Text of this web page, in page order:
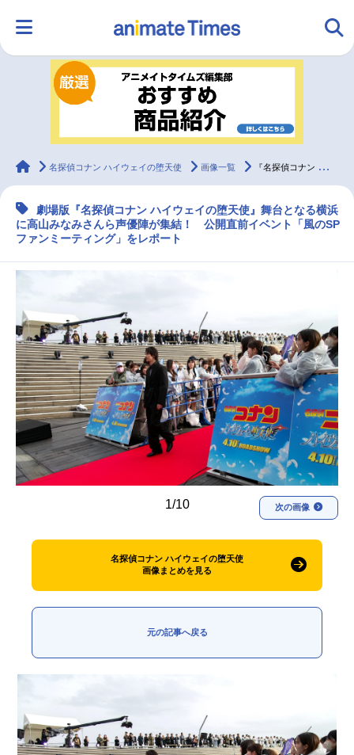
ランキング アニメ
ラジオ
マンガ・ラノベ ゲーム・アプリ 音楽 コスプレ
最新記事一覧
アニメ記事一覧 声優記事一覧
アニメ映画一覧 実写化映画一覧
今期アニメ曜日別一覧
春アニメ 夏アニメ
秋アニメ 冬アニメ
FOLLOW US
animateTimes
名探偵コナン ハイウェイの堕天使 画像一覧 『名探偵コナン ハイウェイの堕天使』公開直前ファンミーティングレポート
劇場版『名探偵コナン ハイウェイの堕天使』舞台となる横浜
に高山みなみさんら声優陣が集結！ 公開直前イベント「風のSP
ファンミーティング」をレポート
1/10 次の画像
名探偵コナン ハイウェイの堕天使
画像まとめを見る
元の記事へ戻る